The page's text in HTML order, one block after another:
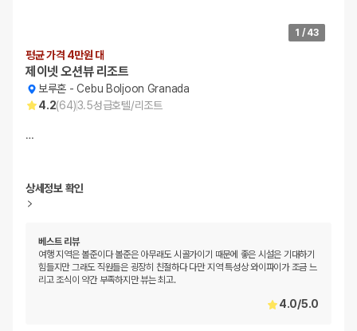
1 / 43
평균 가격 4만원 대
제이넷 오션뷰 리조트
보루혼 -Cebu Boljoon Granada
4.2(64)3.5성급호텔/리조트
…
상세정보 확인
베스트 리뷰
여행 지역은 볼준이다 볼준은 아무래도 시골가이기 때문에 좋은 시설은 기대하기
힘들지만 그래도 직원들은 굉장히 친절하다 다만 지역 특성상 와이파이가 조금 느
리고 조식이 약간 부족하지만 뷰는 최고.
4.0/5.0